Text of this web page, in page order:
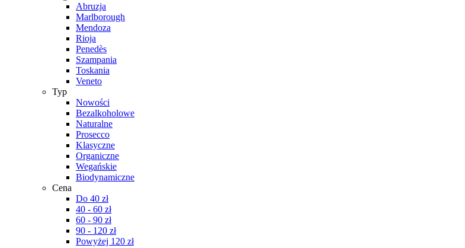
Abruzja
Marlborough
Mendoza
Rioja
Penedès
Szampania
Toskania
Veneto
Typ
Nowości
Bezalkoholowe
Naturalne
Prosecco
Klasyczne
Organiczne
Wegańskie
Biodynamiczne
Cena
Do 40 zł
40 - 60 zł
60 - 90 zł
90 - 120 zł
Powyżej 120 zł